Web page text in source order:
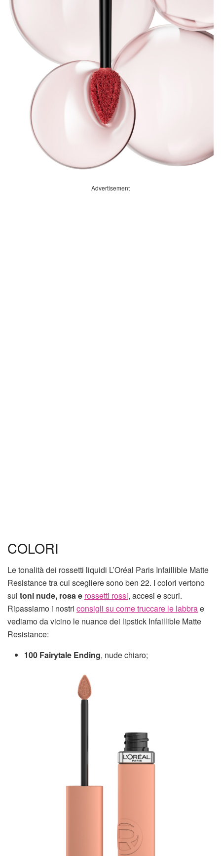
Advertisement
COLORI
Le tonalità dei rossetti liquidi L’Oréal Paris Infaillible Matte
Resistance tra cui scegliere sono ben 22. I colori vertono
sui toni nude, rosa e rossetti rossi, accesi e scuri.
Ripassiamo i nostri consigli su come truccare le labbrae
vediamo da vicino le nuance dei lipstick Infaillible Matte
Resistance:
100 Fairytale Ending, nude chiaro;